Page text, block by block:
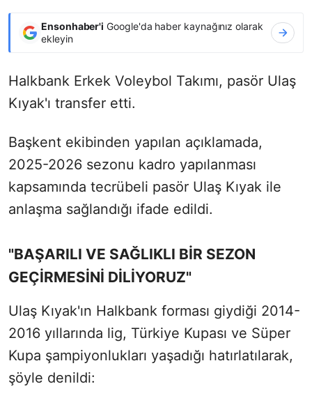
Ensonhaber'i Google'da haber kaynağınız olarak
ekleyin
Halkbank Erkek Voleybol Takımı, pasör Ulaş
Kıyak'ı transfer etti.
Başkent ekibinden yapılan açıklamada,
2025-2026 sezonu kadro yapılanması
kapsamında tecrübeli pasör Ulaş Kıyak ile
anlaşma sağlandığı ifade edildi.
"BAŞARILI VE SAĞLIKLI BİR SEZON
GEÇİRMESİNİ DİLİYORUZ"
Ulaş Kıyak'ın Halkbank forması giydiği 2014-
2016 yıllarında lig, Türkiye Kupası ve Süper
Kupa şampiyonlukları yaşadığı hatırlatılarak,
şöyle denildi: